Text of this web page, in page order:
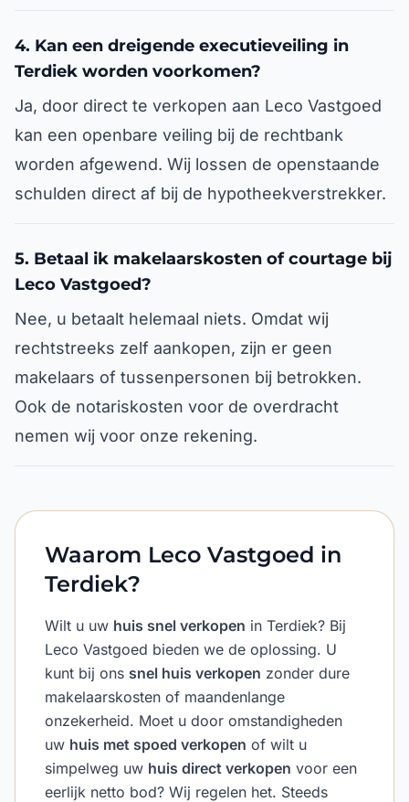
4. Kan een dreigende executieveiling in
Terdiek worden voorkomen?
Ja, door direct te verkopen aan Leco Vastgoed
kan een openbare veiling bij de rechtbank
worden afgewend. Wij lossen de openstaande
schulden direct af bij de hypotheekverstrekker.
5. Betaal ik makelaarskosten of courtage bij
Leco Vastgoed?
Nee, u betaalt helemaal niets. Omdat wij
rechtstreeks zelf aankopen, zijn er geen
makelaars of tussenpersonen bij betrokken.
Ook de notariskosten voor de overdracht
nemen wij voor onze rekening.
Waarom Leco Vastgoed in
Terdiek?
Wilt u uw huis snel verkopen in Terdiek? Bij
Leco Vastgoed bieden we de oplossing. U
kunt bij ons snel huis verkopen zonder dure
makelaarskosten of maandenlange
onzekerheid. Moet u door omstandigheden
uw huis met spoed verkopen of wilt u
simpelweg uw huis direct verkopen voor een
eerlijk netto bod? Wij regelen het. Steeds